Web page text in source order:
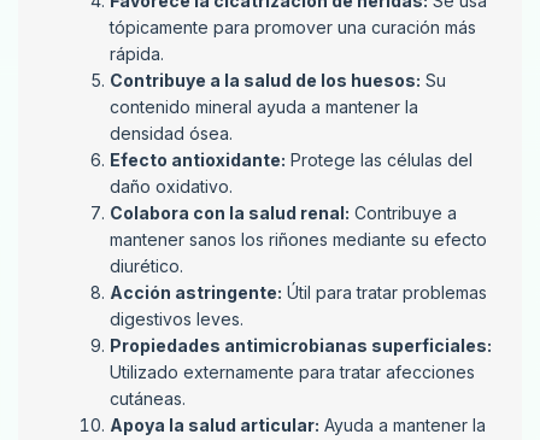
tópicamente para promover una curación más
rápida.
Contribuye a la salud de los huesos: Su
contenido mineral ayuda a mantener la
densidad ósea.
Efecto antioxidante: Protege las células del
daño oxidativo.
Colabora con la salud renal: Contribuye a
mantener sanos los riñones mediante su efecto
diurético.
Acción astringente: Útil para tratar problemas
digestivos leves.
Propiedades antimicrobianas superficiales:
Utilizado externamente para tratar afecciones
cutáneas.
Apoya la salud articular: Ayuda a mantener la